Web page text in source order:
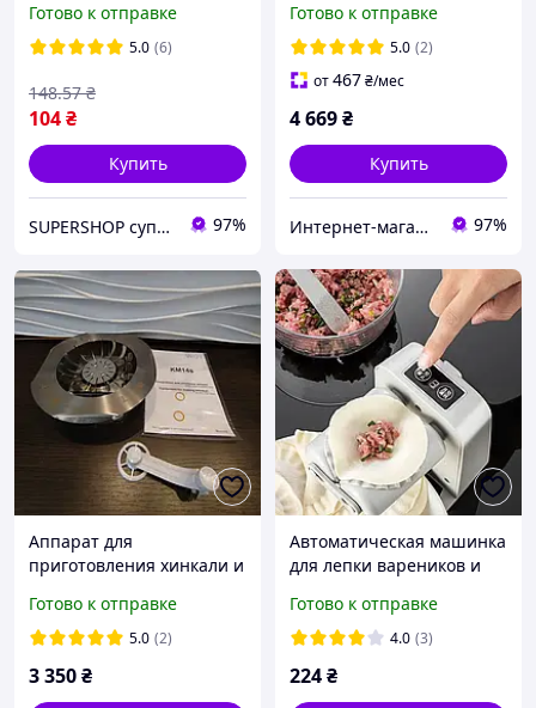
Machine
Готово к отправке
5.0 (6)
104₴
148.57 ₴
Купить
SUPERSHOP супер цены, супер выбор, супер покупки! 97%
Готово к отправке
5.0 (2)
от467₴/мес
4 669₴
Купить
Интернет-магазин Империя-TV 97%
Аппарат для
приготовления хинкали и
комплекте. Для подарка
или для себя.
Готово к отправке
5.0 (2)
3 350₴
Автоматическая машинка
для лепки вареников и
Dumpling Maker Mashine
/ Электрический
Готово к отправке
4.0 (3)
224₴